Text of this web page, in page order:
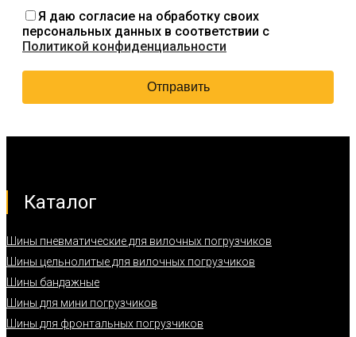
Я даю согласие на обработку своих
персональных данных в соответствии с
Политикой конфиденциальности
Каталог
Шины пневматические для вилочных погрузчиков
Шины цельнолитые для вилочных погрузчиков
Шины бандажные
Шины для мини погрузчиков
Шины для фронтальных погрузчиков